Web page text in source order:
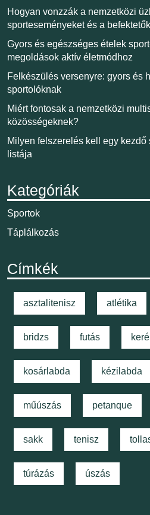
Hogyan vonzzák a nemzetközi
sporteseményeket és a
Gyors és egészséges ételek
megoldások aktív életmódhoz
Felkészülés versenyre: gyors és
sportolóknak
Miért fontosak a nemzetközi
közösségeknek?
Milyen felszerelés kell egy
listája
Kategóriák
Sportok
Táplálkozás
Címkék
asztalitenisz atlétika
bridzs futás
kosárlabda kézilabda
műúszás petanque
sakk tenisz
túrázás úszás